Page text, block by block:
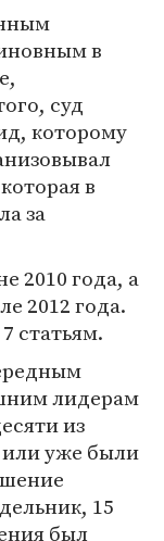
в
суд
которому
в
за
2010 года, а
2012 года.
статьям.
лидерам
из
или уже были
15
был